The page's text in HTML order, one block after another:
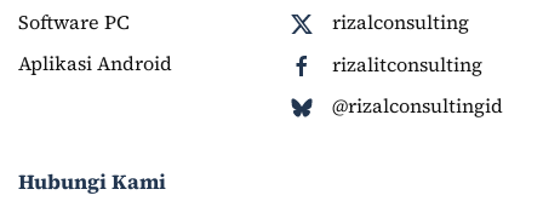
Software PC
Aplikasi Android
rizalconsulting
rizalitconsulting
@rizalconsultingid
Hubungi Kami